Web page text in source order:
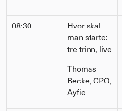
08:30
Hvor skal
man starte:
tre trinn, live
Thomas
Becke, CPO,
Ayfie